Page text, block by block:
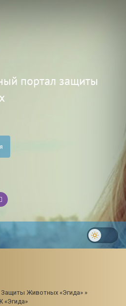
портал защиты
Животных «Эгида» »
«Эгида»